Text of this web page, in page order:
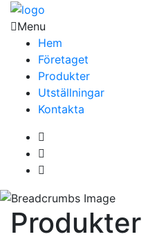
Menu
Hem
Företaget
Produkter
Utställningar
Kontakta
Produkter